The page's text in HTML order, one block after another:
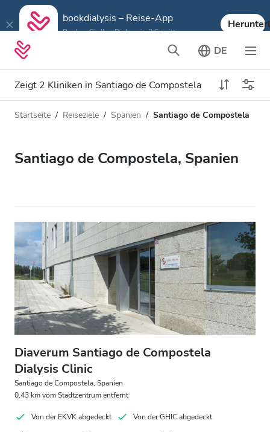
bookdialysis – Reise-App
Buchen Sie Ihre Dialyse in 3 Schritten
DE
Zeigt 2 Kliniken in Santiago de Compostela
Art der Dialyse
Alle Dialysen
Akzeptiert
Patienten mit HIV
Patienten mit Hepatitis B
Patienten mit Hepatitis C
GHIC
Einrichtungen
Entfernung
Startseite Reiseziele Spanien Santiago de Compostela
Santiago de Compostela, Spanien
Diaverum Santiago de Compostela
Dialysis Clinic
Santiago de Compostela, Spanien
0,43 km vom Stadtzentrum entfernt
Von der EKVK abgedeckt Von der GHIC abgedeckt